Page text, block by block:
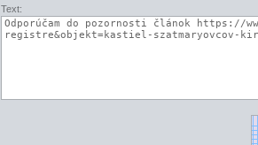
Text: